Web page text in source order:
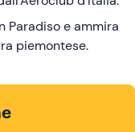
Paradiso e ammira
piemontese.